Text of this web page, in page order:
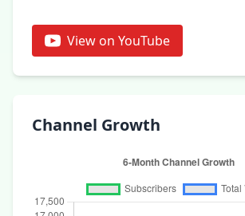
View on YouTube
Channel Growth